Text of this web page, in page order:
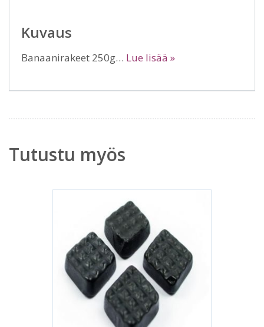
Kuvaus
Banaanirakeet 250g… Lue lisää »
Tutustu myös